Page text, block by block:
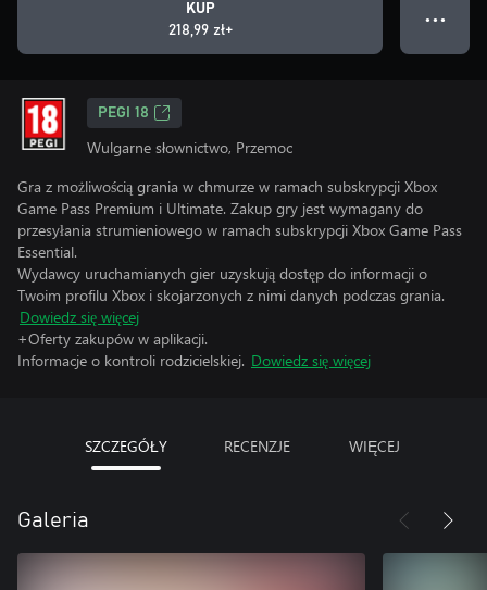
KUP
218,99 zł+
● ● ●
PEGI 18
Wulgarne słownictwo, Przemoc
Gra z możliwością grania w chmurze w ramach subskrypcji Xbox
Game Pass Premium i Ultimate. Zakup gry jest wymagany do
przesyłania strumieniowego w ramach subskrypcji Xbox Game Pass
Essential.
Wydawcy uruchamianych gier uzyskują dostęp do informacji o
Twoim profilu Xbox i skojarzonych z nimi danych podczas grania.
Dowiedz się więcej
+Oferty zakupów w aplikacji.
Informacje o kontroli rodzicielskiej. Dowiedz się więcej
SZCZEGÓŁY RECENZJE WIĘCEJ
Galeria